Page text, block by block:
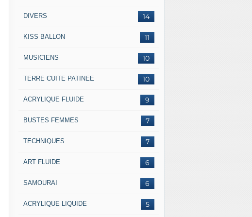
14
DIVERS
11
KISS BALLON
10
MUSICIENS
10
TERRE CUITE PATINEE
9
ACRYLIQUE FLUIDE
7
BUSTES FEMMES
7
TECHNIQUES
6
ART FLUIDE
6
SAMOURAI
5
ACRYLIQUE LIQUIDE